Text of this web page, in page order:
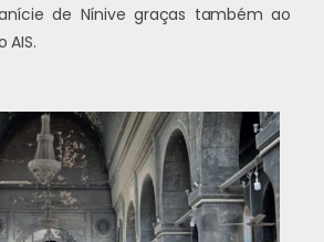
de Nínive graças também ao
AIS.